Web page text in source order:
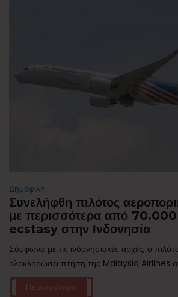
Δημοφιλή
Συνελήφθη πιλότος
με περισσότερα από 70.000
ecstasy στην Ινδονησία
Σύμφωνα με τις ινδονησιακές αρχές, ο
ολοκληρώσει πτήση της Malaysia Airlines
Περισσότερα